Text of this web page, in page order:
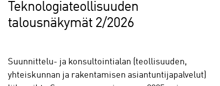
Teknologiateollisuuden
talousnäkymät 2/2026
Suunnittelu- ja konsultointialan (teollisuuden,
yhteiskunnan ja rakentamisen asiantuntijapalvelut)